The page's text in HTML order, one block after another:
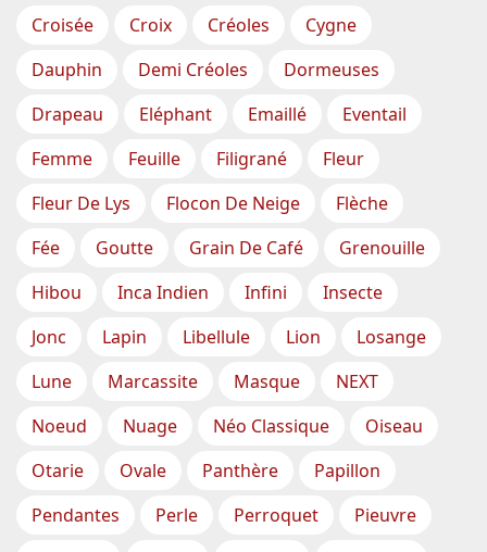
Croisée
Croix Créoles
Cygne
Dauphin
Demi Créoles
Dormeuses
Drapeau
Eléphant Emaillé
Eventail
Femme
Feuille Filigrané
Fleur
Fleur De Lys
Flocon De Neige
Flèche
Fée
Goutte Grain De Café
Grenouille
Hibou
Inca Indien Infini
Insecte
Jonc
Lapin Libellule Lion
Losange
Lune
Marcassite Masque
NEXT
Noeud
Nuage Néo Classique
Oiseau
Otarie
Ovale Panthère
Papillon
Pendantes
Perle Perroquet
Pieuvre